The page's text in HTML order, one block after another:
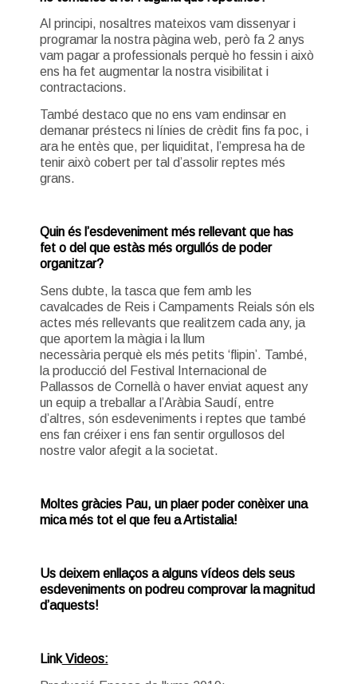
Al principi, nosaltres mateixos vam dissenyar i
programar la nostra pàgina web, però fa 2 anys
vam pagar a professionals perquè ho fessin i això
ens ha fet augmentar la nostra visibilitat i
contractacions.
També destaco que no ens vam endinsar en
demanar préstecs ni línies de crèdit fins fa poc, i
ara he entès que, per liquiditat, l’empresa ha de
tenir això cobert per tal d’assolir reptes més
grans.
Quin és l’esdeveniment més rellevant que has
fet o del que estàs més orgullós de poder
organitzar?
Sens dubte, la tasca que fem amb les
cavalcades de Reis i Campaments Reials són els
actes més rellevants que realitzem cada any, ja
que aportem la màgia i la llum
necessària perquè els més petits ‘flipin’. També,
la producció del Festival Internacional de
Pallassos de Cornellà o haver enviat aquest any
un equip a treballar a l’Aràbia Saudí, entre
d’altres, són esdeveniments i reptes que també
ens fan créixer i ens fan sentir orgullosos del
nostre valor afegit a la societat.
Moltes gràcies Pau, un plaer poder conèixer una
mica més tot el que feu a Artistalia!
Us deixem enllaços a alguns vídeos dels seus
esdeveniments on podreu comprovar la magnitud
d’aquests!
LinkVideos: